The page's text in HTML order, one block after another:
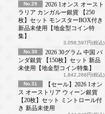
No.29
2026 1オンス オースト
ラリア カンガルー銀貨 【250
枚】セット モンスターBOX付き
新品未使用【地金型コイン特
集】
3,058,597円(税込)
No.30
2026 30グラム 中国 パ
ンダ銀貨 【150枚】セット 新品
未使用【地金型コイン特集】
1,842,268円(税込)
No.31
【セール】2026 1オン
ス オーストリア ウィーン銀貨
【20枚】セット ミントロール付
き 新品未使用